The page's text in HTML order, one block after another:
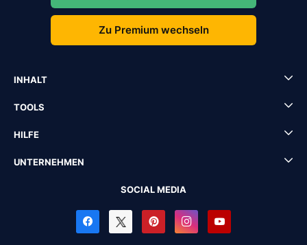
Zu Premium wechseln
INHALT
TOOLS
HILFE
UNTERNEHMEN
SOCIAL MEDIA